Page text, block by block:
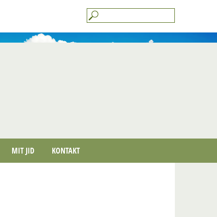
MIT JID KONTAKT